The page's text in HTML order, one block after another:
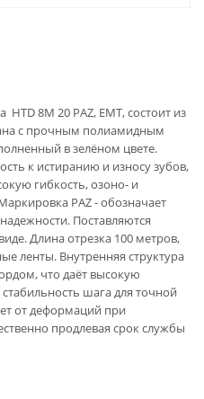
8M 20 PAZ, ЕМТ, состоит из
с прочным полиамидным
в зелёном цвете.
к истиранию и износу зубов,
гибкость, озоно- и
PAZ - обозначает
Поставляются
Длина отрезка 100 метров,
ленты. Внутренняя структура
что даёт высокую
шага для точной
от деформаций при
продлевая срок службы